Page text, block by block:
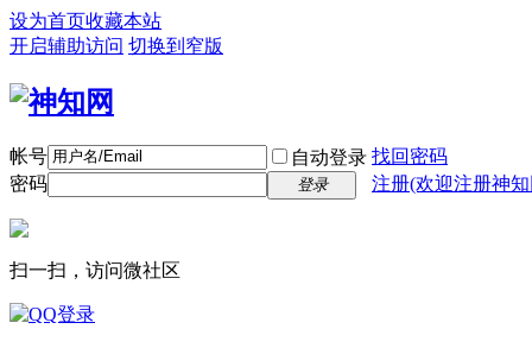
设为首页收藏本站
开启辅助访问 切换到窄版
帐号 自动登录 找回密码
密码
登录 注册(欢迎注册神
扫一扫，访问微社区